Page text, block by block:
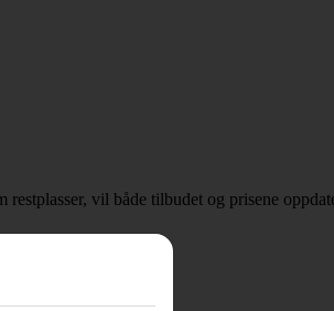
vil både tilbudet og prisene